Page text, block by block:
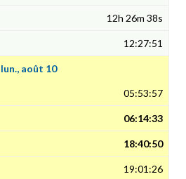
12h 26m 38s
12:27:51
lun., août 10
05:53:57
06:14:33
18:40:50
19:01:26